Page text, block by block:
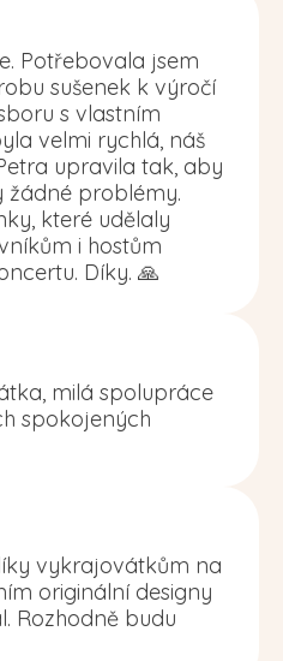
Potřebovala jsem
sušenek k výročí
s vlastním
velmi rychlá, náš
upravila tak, aby
žádné problémy.
které udělaly
i hostům
Díky. 🙏
milá spolupráce
spokojených
vykrajovátkům na
originální designy
Rozhodně budu